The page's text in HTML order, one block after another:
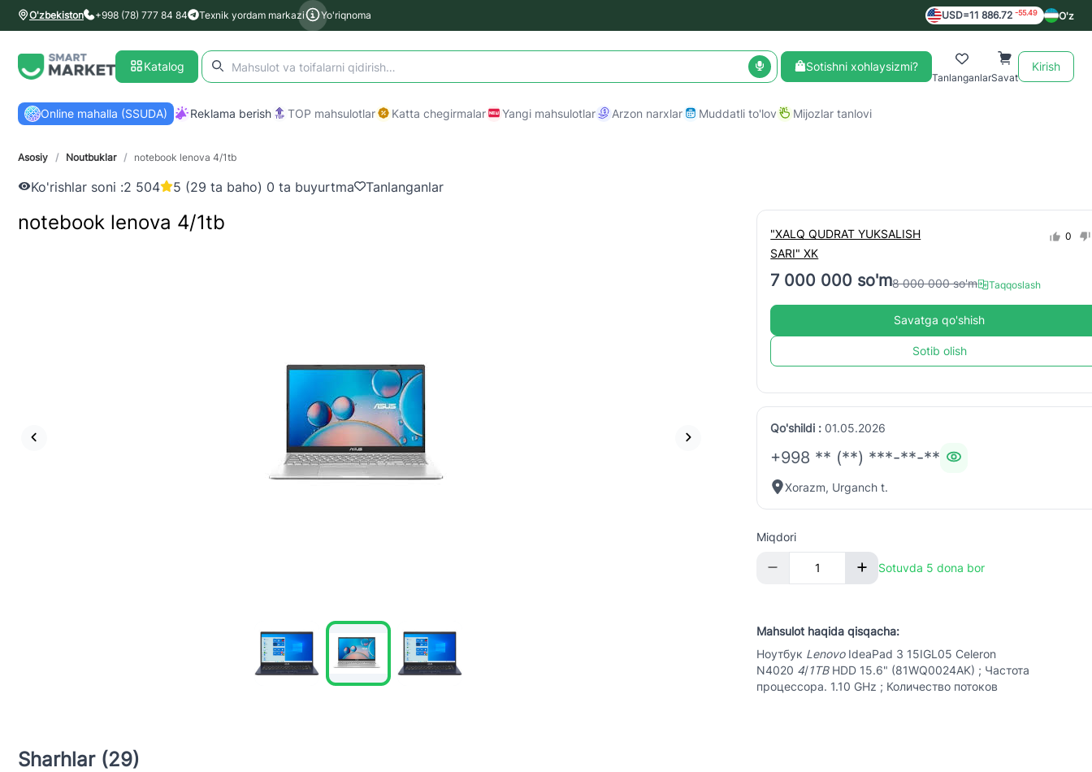
O'zbekiston +998 (78) 777 84 84 Texnik yordam markazi Yo'riqnoma USD=11 886.72 -55.49 O'z
Katalog Sotishni xohlaysizmi?
TanlanganlarSavat
Kirish
Online mahalla (SSUDA) Reklama berish TOP mahsulotlar Katta chegirmalar Yangi mahsulotlar Arzon narxlar Muddatli to'lov Mijozlar tanlovi
Asosiy / Noutbuklar / notebook lenova 4/1tb
Ko'rishlar soni :2 504 5 (29 ta baho) 0 ta buyurtma Tanlanganlar
notebook lenova 4/1tb
"XALQ QUDRAT YUKSALISH
SARI" XK
0
7 000 000 so'm8 000 000 so'm Taqqoslash
Savatga qo'shish
Sotib olish
Qo'shildi : 01.05.2026
+998 ** (**) ***-**-**
Xorazm, Urganch t.
Miqdori
Sotuvda 5 dona bor
Mahsulot haqida qisqacha:
Ноутбук LenovoIdeaPad 3 15IGL05 Celeron
N4020 4/1TBHDD 15.6" (81WQ0024AK) ; Частота
процессора. 1.10 GHz ; Количество потоков
Sharhlar (29)